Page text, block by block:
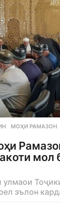
,МОҲИ РАМАЗОН
мол
эълон